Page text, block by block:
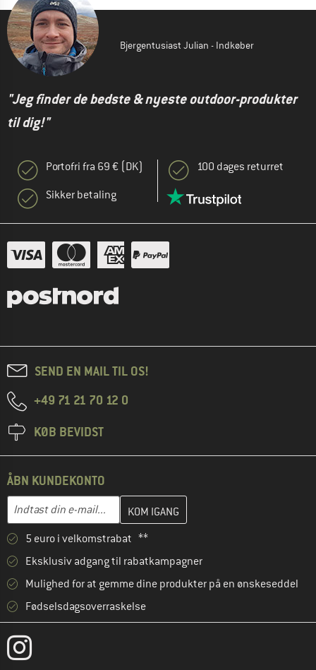
Bjergentusiast Julian - Indkøber
"Jeg finder de bedste & nyeste outdoor-produkter
til dig!"
Portofri fra 69 € (DK)
Sikker betaling
100 dages returret
SEND EN MAIL TIL OS!
+49 71 21 70 12 0
KØB BEVIDST
ÅBN KUNDEKONTO
E-mail-adresse
Indtast din e-mailadresse her, og opret i næste trin din
5 euro i velkomstrabat **
Eksklusiv adgang til rabatkampagner
Mulighed for at gemme dine produkter på en ønskeseddel
Fødselsdagsoverraskelse